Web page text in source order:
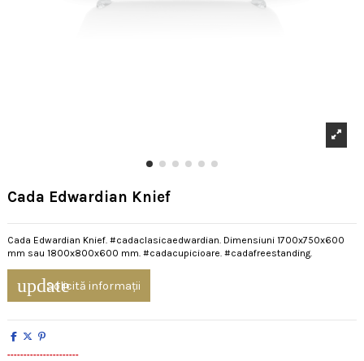
Cada Edwardian Knief
Cada Edwardian Knief. #cadaclasicaedwardian. Dimensiuni 1700x750x600
mm sau 1800x800x600 mm. #cadacupicioare. #cadafreestanding.
updateSolicită informații
----------------------